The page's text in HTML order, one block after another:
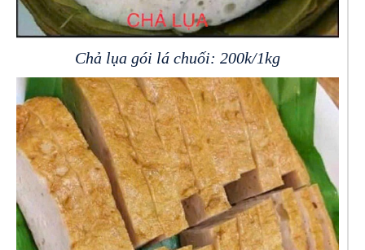
Chả lụa gói lá chuối: 200k/1kg